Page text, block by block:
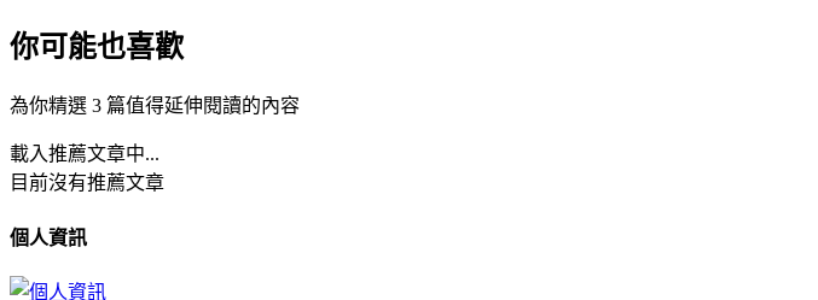
你可能也喜歡
為你精選 3 篇值得延伸閱讀的內容
載入推薦文章中...
目前沒有推薦文章
個人資訊